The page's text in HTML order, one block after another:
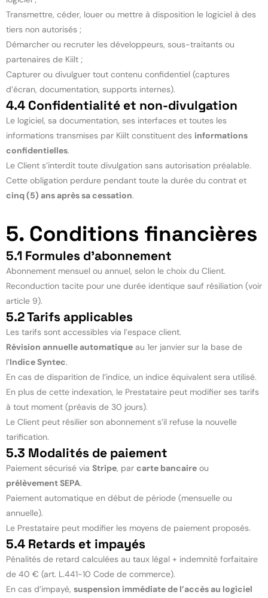
Transmettre, céder, louer ou mettre à disposition le logiciel à des
tiers non autorisés ;
Démarcher ou recruter les développeurs, sous-traitants ou
partenaires de Kiilt ;
Capturer ou divulguer tout contenu confidentiel (captures
d’écran, documentation, supports internes).
4.4 Confidentialité et non-divulgation
Le logiciel, sa documentation, ses interfaces et toutes les
informations transmises par Kiilt constituent des informations
confidentielles.
Le Client s’interdit toute divulgation sans autorisation préalable.
Cette obligation perdure pendant toute la durée du contrat et
cinq (5) ans après sa cessation.
5. Conditions financières
5.1 Formules d’abonnement
Abonnement mensuel ou annuel, selon le choix du Client.
Reconduction tacite pour une durée identique sauf résiliation (voir
article 9).
5.2 Tarifs applicables
Les tarifs sont accessibles via l’espace client.
Révision annuelle automatique au 1er janvier sur la base de
l’Indice Syntec.
En cas de disparition de l’indice, un indice équivalent sera utilisé.
En plus de cette indexation, le Prestataire peut modifier ses tarifs
à tout moment (préavis de 30 jours).
Le Client peut résilier son abonnement s’il refuse la nouvelle
tarification.
5.3 Modalités de paiement
Paiement sécurisé via Stripe, par carte bancaire ou
prélèvement SEPA.
Paiement automatique en début de période (mensuelle ou
annuelle).
Le Prestataire peut modifier les moyens de paiement proposés.
5.4 Retards et impayés
Pénalités de retard calculées au taux légal + indemnité forfaitaire
de 40 € (art. L.441-10 Code de commerce).
En cas d’impayé, suspension immédiate de l’accès au logiciel